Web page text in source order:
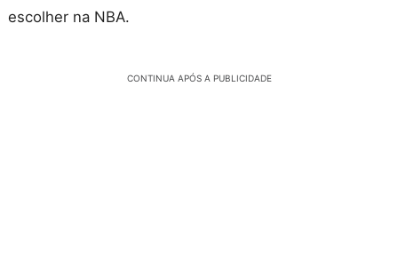
escolher na NBA.
CONTINUA APÓS A PUBLICIDADE